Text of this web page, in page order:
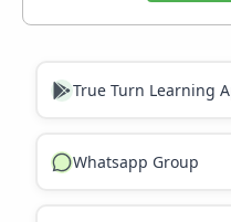
True Turn Learning
Whatsapp Group